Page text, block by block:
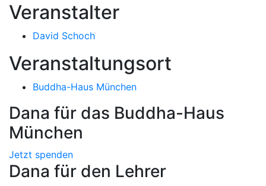
Veranstalter
David Schoch
Veranstaltungsort
Buddha-Haus München
Dana für das Buddha-Haus
München
Jetzt spenden
Dana für den Lehrer